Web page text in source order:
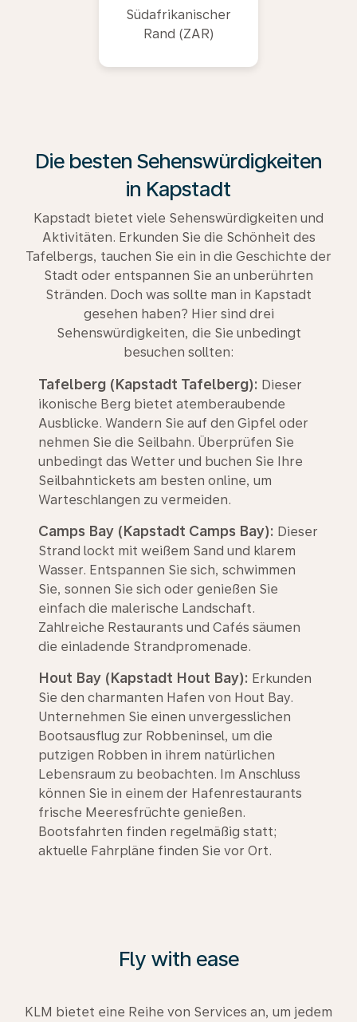
Südafrikanischer
Rand (ZAR)
Die besten Sehenswürdigkeiten
in Kapstadt
Kapstadt bietet viele Sehenswürdigkeiten und
Aktivitäten. Erkunden Sie die Schönheit des
Tafelbergs, tauchen Sie ein in die Geschichte der
Stadt oder entspannen Sie an unberührten
Stränden. Doch was sollte man in Kapstadt
gesehen haben? Hier sind drei
Sehenswürdigkeiten, die Sie unbedingt
besuchen sollten:
Tafelberg (Kapstadt Tafelberg): Dieser
ikonische Berg bietet atemberaubende
Ausblicke. Wandern Sie auf den Gipfel oder
nehmen Sie die Seilbahn. Überprüfen Sie
unbedingt das Wetter und buchen Sie Ihre
Seilbahntickets am besten online, um
Warteschlangen zu vermeiden.
Camps Bay (Kapstadt Camps Bay): Dieser
Strand lockt mit weißem Sand und klarem
Wasser. Entspannen Sie sich, schwimmen
Sie, sonnen Sie sich oder genießen Sie
einfach die malerische Landschaft.
Zahlreiche Restaurants und Cafés säumen
die einladende Strandpromenade.
Hout Bay (Kapstadt Hout Bay): Erkunden
Sie den charmanten Hafen von Hout Bay.
Unternehmen Sie einen unvergesslichen
Bootsausflug zur Robbeninsel, um die
putzigen Robben in ihrem natürlichen
Lebensraum zu beobachten. Im Anschluss
können Sie in einem der Hafenrestaurants
frische Meeresfrüchte genießen.
Bootsfahrten finden regelmäßig statt;
aktuelle Fahrpläne finden Sie vor Ort.
Fly with ease
KLM bietet eine Reihe von Services an, um jedem